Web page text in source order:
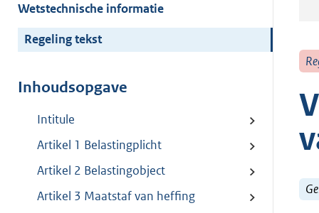
Wetstechnische informatie
Regeling tekst
Inhoudsopgave
Intitule
Artikel 1 Belastingplicht
Artikel 2 Belastingobject
Artikel 3 Maatstaf van heffing